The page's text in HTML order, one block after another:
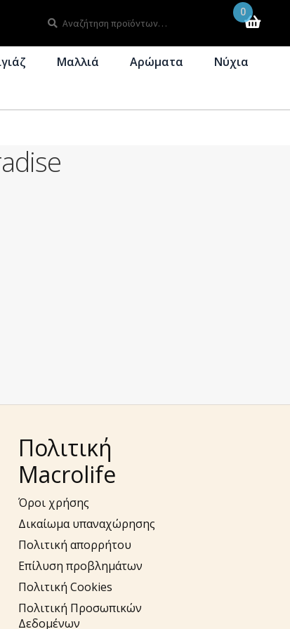
για:
0
Μαλλιά Αρώματα Νύχια
Πολιτική
Macrolife
Όροι χρήσης
Δικαίωμα υπαναχώρησης
Πολιτική απορρήτου
Επίλυση προβλημάτων
Πολιτική Cookies
Πολιτική Προσωπικών
Δεδομένων